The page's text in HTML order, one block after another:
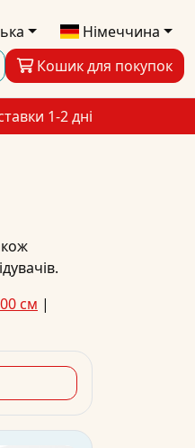
Німеччина
Кошик для покупок
1-2 дні
см |